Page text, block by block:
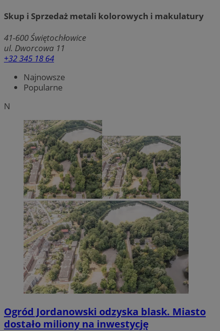
Skup i Sprzedaż metali kolorowych i makulatury
41-600Świętochłowice
ul. Dworcowa 11
+32 345 18 64
Najnowsze
Popularne
N
Ogród Jordanowski odzyska blask. Miasto
dostało miliony na inwestycję